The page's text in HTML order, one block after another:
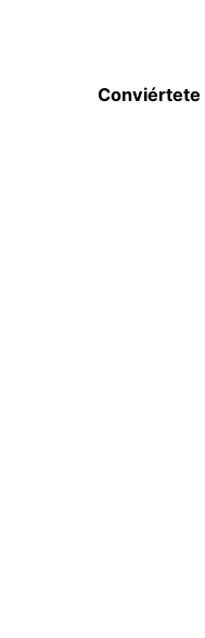
Conviértete